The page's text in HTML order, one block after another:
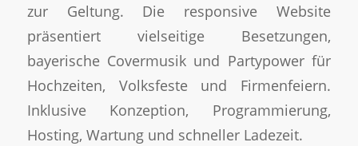
zur Geltung. Die responsive Website
präsentiert vielseitige Besetzungen,
bayerische Covermusik und Partypower für
Hochzeiten, Volksfeste und Firmenfeiern.
Inklusive Konzeption, Programmierung,
Hosting, Wartung und schneller Ladezeit.